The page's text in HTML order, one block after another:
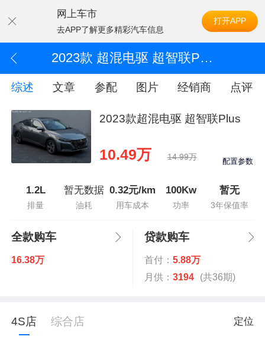
网上车市
去APP了解更多精彩汽车信息
打开APP
2023款 超混电驱 超智联Plus
综述 文章 参配 图片 经销商 点评
2023款超混电驱 超智联Plus
10.49万 14.99万 配置参数
1.2L
排量
暂无数据
油耗
0.32元/km
用车成本
100Kw
功率
暂无
3年保值率
全款购车
16.38万
贷款购车
首付： 5.88万
月供： 3194 (共36期)
4S店 综合店 定位